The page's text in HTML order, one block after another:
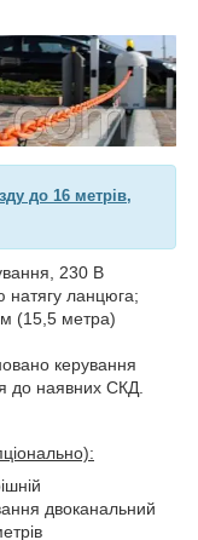
до 16 метрів,
230 В
натягу ланцюга;
(15,5 метра)
керування
до наявних СКД.
двоканальний